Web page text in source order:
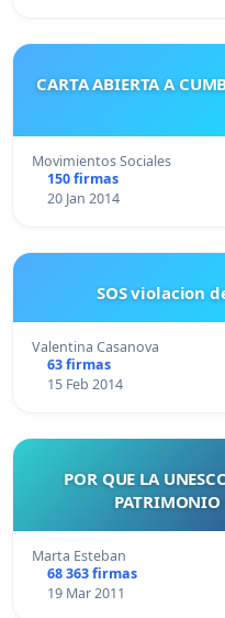
CARTA ABIERTA A
Movimientos Sociales
150 firmas
20 Jan 2014
SOS violacion
Valentina Casanova
63 firmas
15 Feb 2014
POR QUE LA
Marta Esteban
68 363 firmas
19 Mar 2011